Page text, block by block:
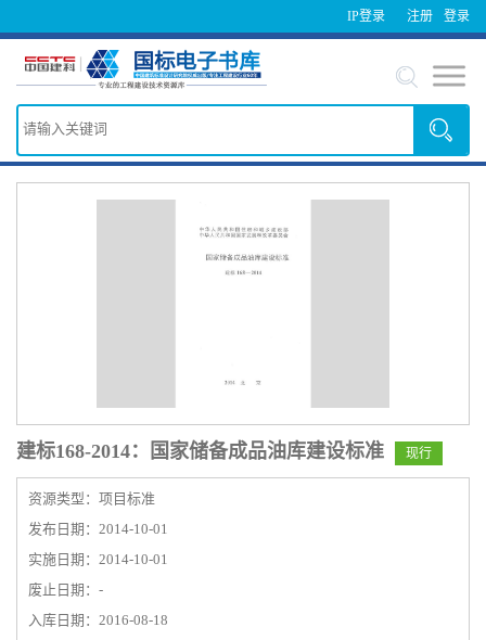
IP登录 登录
注册
建标168-2014：国家储备成品油库建设标准 现行
资源类型：项目标准
发布日期：2014-10-01
实施日期：2014-10-01
废止日期：-
入库日期：2016-08-18